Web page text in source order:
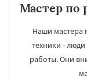
Мастер по
Наши мастера
техники -
работы. Они